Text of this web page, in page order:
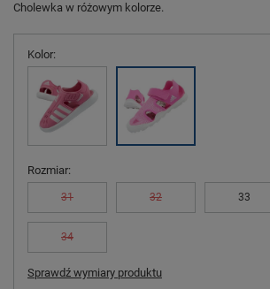
Cholewka w różowym kolorze.
Kolor
Rozmiar
31 32 33
34
Sprawdź wymiary produktu